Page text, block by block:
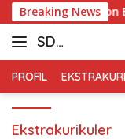
Skip
to
content
Breaking News
Badminton
SD
Blora
PROFIL
Ekstrakurikuler